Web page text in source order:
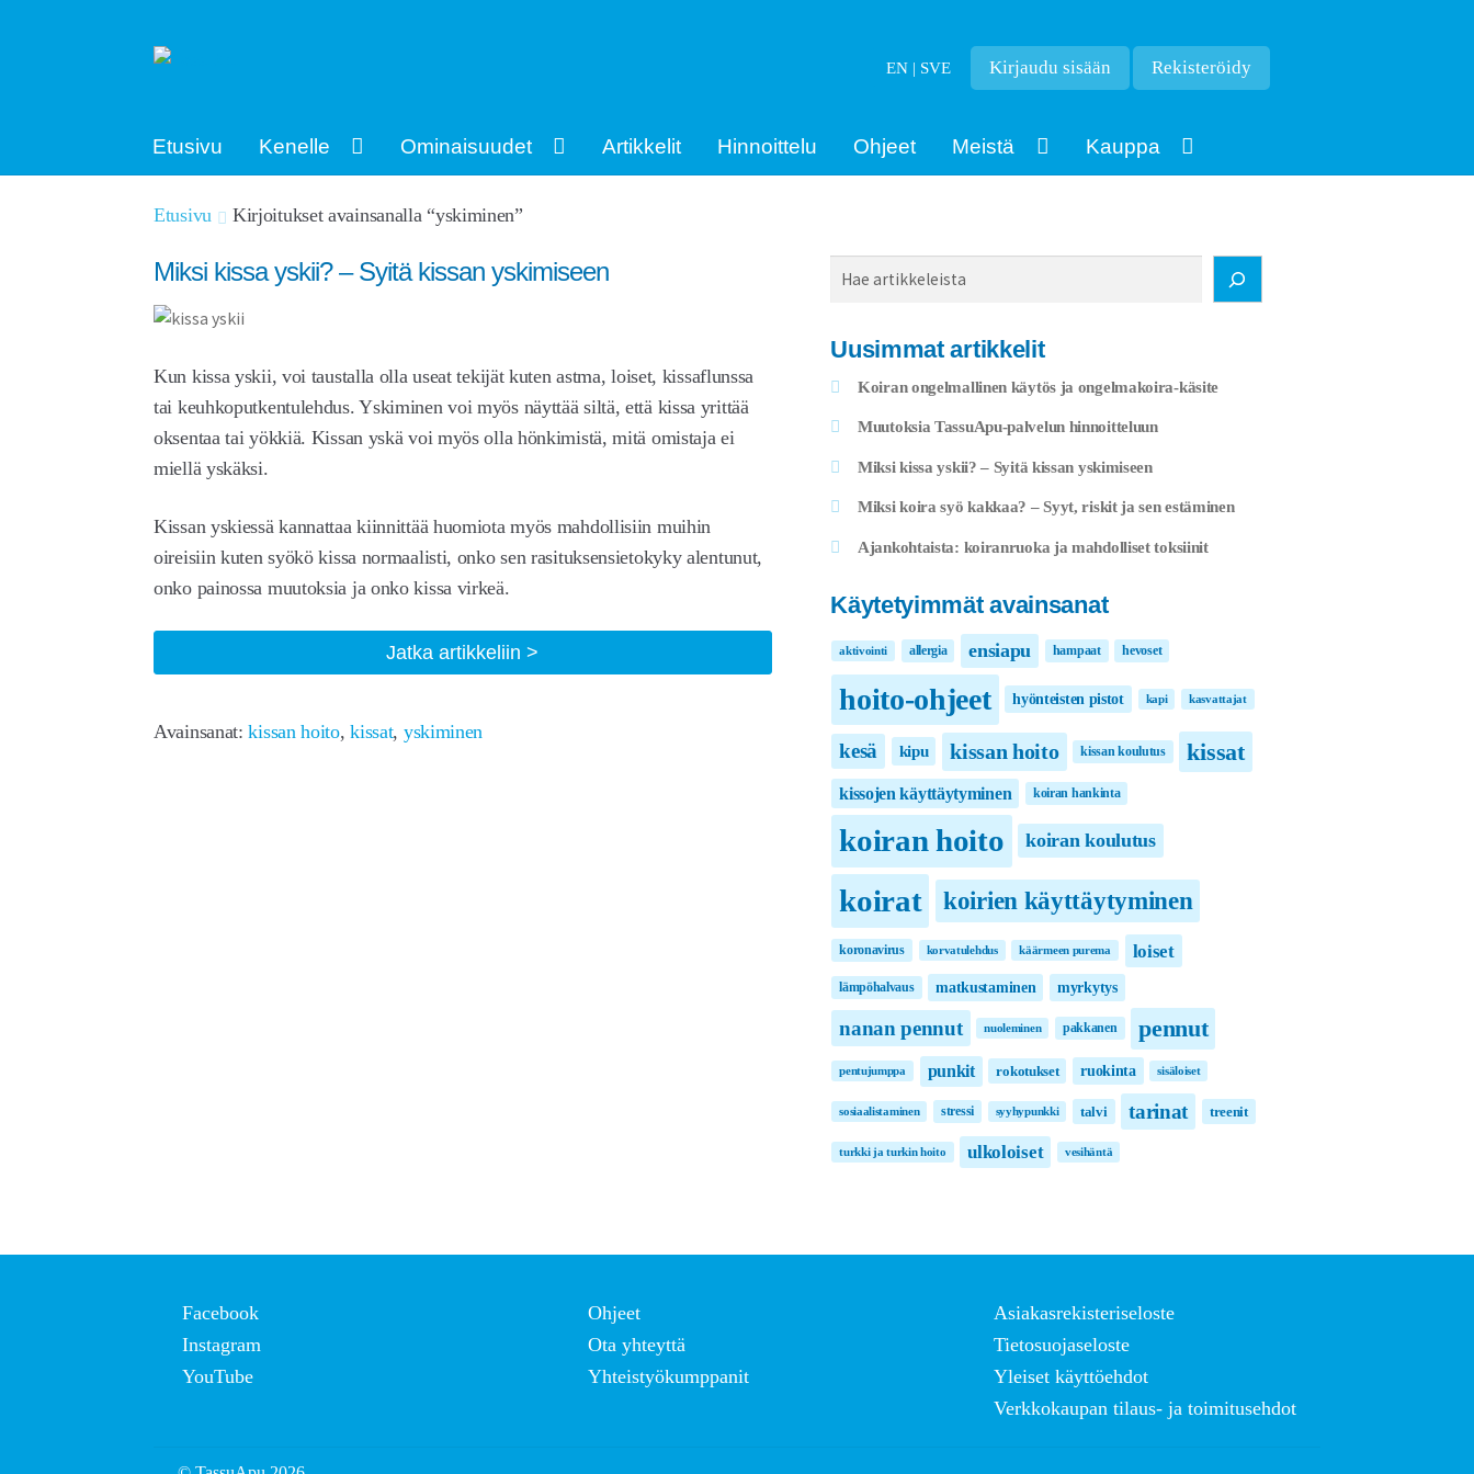
Siirry
Siirry
EN | SVE Kirjaudu sisään Rekisteröidy
Etusivu Kenelle Ominaisuudet Artikkelit Hinnoittelu Ohjeet Meistä Kauppa
Etusivu Kirjoitukset avainsanalla “yskiminen”
Miksi kissa yskii? – Syitä kissan yskimiseen
Kun kissa yskii, voi taustalla olla useat tekijät kuten astma, loiset, kissaflunssa
tai keuhkoputkentulehdus. Yskiminen voi myös näyttää siltä, että kissa yrittää
oksentaa tai yökkiä. Kissan yskä voi myös olla hönkimistä, mitä omistaja ei
miellä yskäksi.
Kissan yskiessä kannattaa kiinnittää huomiota myös mahdollisiin muihin
oireisiin kuten syökö kissa normaalisti, onko sen rasituksensietokyky alentunut,
onko painossa muutoksia ja onko kissa virkeä.
Jatka artikkeliinMiksi
kissa
Avainsanat:kissan hoito,kissat, yskiminen
Haku
Uusimmat artikkelit
Koiran ongelmallinen käytös ja ongelmakoira-käsite
Muutoksia TassuApu-palvelun hinnoitteluun
Miksi kissa yskii? – Syitä kissan yskimiseen
Miksi koira syö kakkaa? – Syyt, riskit ja sen estäminen
Ajankohtaista: koiranruoka ja mahdolliset toksiinit
Käytetyimmät avainsanat
aktivointi allergia ensiapu hampaat hevoset
hoito-ohjeet hyönteisten pistot kapi kasvattajat
kesä kipu kissan hoito kissan koulutus kissat
kissojen käyttäytyminen koiran hankinta
koiran hoito koiran koulutus
koirat koirien käyttäytyminen
koronavirus korvatulehdus käärmeen purema loiset
lämpöhalvaus matkustaminen myrkytys
nanan pennut nuoleminen pakkanen pennut
pentujumppa punkit rokotukset ruokinta sisäloiset
sosiaalistaminen stressi syyhypunkki talvi tarinat treenit
turkki ja turkin hoito ulkoloiset vesihäntä
Facebook
Instagram
YouTube
Ohjeet
Ota yhteyttä
Yhteistyökumppanit
Asiakasrekisteriseloste
Tietosuojaseloste
Yleiset käyttöehdot
Verkkokaupan tilaus- ja toimitusehdot